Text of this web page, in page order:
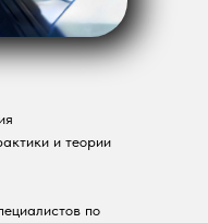
и теории
по